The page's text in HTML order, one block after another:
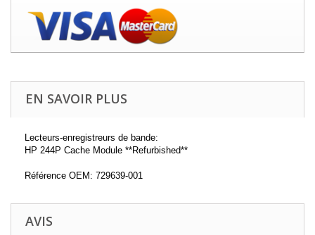
EN SAVOIR PLUS
Lecteurs-enregistreurs de bande:
HP 244P Cache Module **Refurbished**
Référence OEM: 729639-001
AVIS